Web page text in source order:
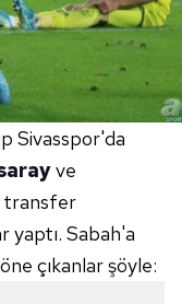
Sivasspor'da
ve
transfer
yaptı. Sabah'a
çıkanlar şöyle: